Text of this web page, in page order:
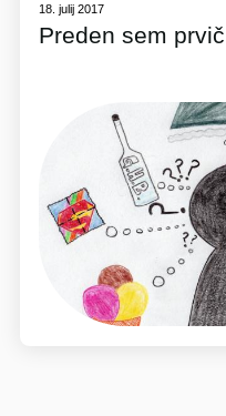
18. julij 2017
Preden sem